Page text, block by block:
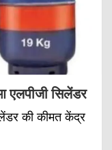
एलपीजी सिलेंडर
की कीमत केंद्र